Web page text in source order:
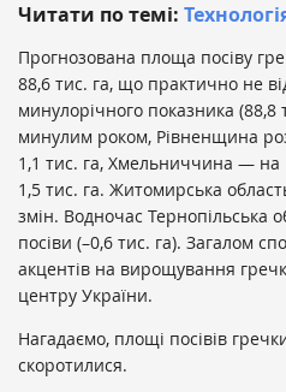
Читати по темі:
Прогнозована площа посіву
88,6 тис. га, що практично не
минулорічного показника (88,8
минулим роком, Рівненщина
1,1 тис. га, Хмельниччина —
1,5 тис. га. Житомирська
змін. Водночас Тернопільська
посіви (–0,6 тис. га). Загалом
акцентів на вирощування
центру України.
Нагадаємо, площі посівів
скоротилися.